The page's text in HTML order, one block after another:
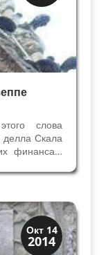
слова
Скала
финансах.
и церкви, и
Окт 14
2014